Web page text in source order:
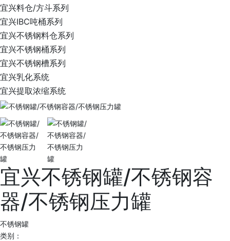
宜兴料仓/方斗系列
宜兴IBC吨桶系列
宜兴不锈钢料仓系列
宜兴不锈钢桶系列
宜兴不锈钢槽系列
宜兴乳化系统
宜兴提取浓缩系统
宜兴不锈钢罐/不锈钢容
器/不锈钢压力罐
不锈钢罐
类别：